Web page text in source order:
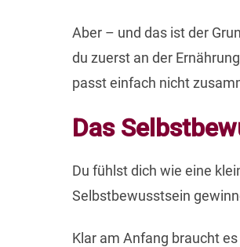
Aber – und das ist der
du zuerst an der
passt einfach nicht
Das
Du fühlst dich wie eine
Selbstbewusstsein
Klar am Anfang braucht